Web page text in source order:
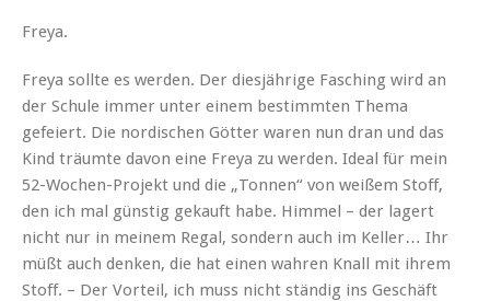
Freya.
Freya sollte es werden. Der diesjährige Fasching wird an
der Schule immer unter einem bestimmten Thema
gefeiert. Die nordischen Götter waren nun dran und das
Kind träumte davon eine Freya zu werden. Ideal für mein
52-Wochen-Projekt und die „Tonnen“ von weißem Stoff,
den ich mal günstig gekauft habe. Himmel – der lagert
nicht nur in meinem Regal, sondern auch im Keller… Ihr
müßt auch denken, die hat einen wahren Knall mit ihrem
Stoff. – Der Vorteil, ich muss nicht ständig ins Geschäft